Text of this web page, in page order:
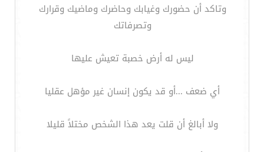
وتاكد أن حضورك وغيابك وحاضرك وماضيك وقرارك
وتصرفاتك
ليس له أرض خصبة تعيش عليها
أي ضعف ...أو قد يكون إنسان غير مؤهل عقليا
ولا أبالغ أن قلت يعد هذا الشخص مختلاً قليلا